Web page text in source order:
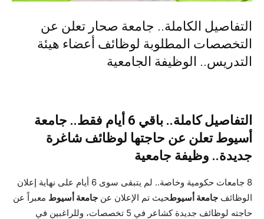
التفاصيل الكاملة.. جامعة صحار تعلن عن
التخصصات المطلوبة لوظائف أعضاء هيئة
التدريس.. الوظيفة الجامعية
التفاصيل كاملة.. باقي 6 أيام فقط.. جامعة
أسيوط تعلن عن حاجتها لوظائف شاغرة
جديدة.. وظيفة جامعية
8 جامعات حكومية وخاصة.. لم يتبقى سوى 6 أيام على نهاية إعلان
الوظائف جامعة أسيوطحيث تم الإعلان عن جامعة أسيوط معبراً عن
حاجته لوظائف جديدة كشاعر في 5 تخصصات، وللراغبين في